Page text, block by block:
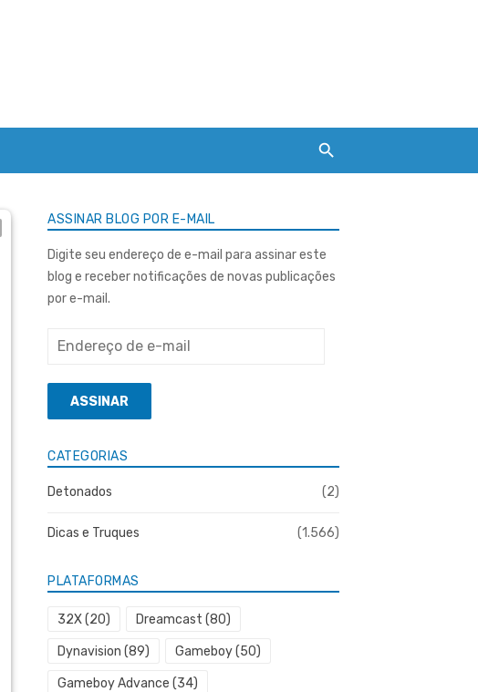
ASSINAR BLOG POR E-MAIL
Digite seu endereço de e-mail para assinar este
blog e receber notificações de novas publicações
por e-mail.
Endereço
e-
mailASSINAR
CATEGORIAS
Detonados (2)
Dicas e Truques (1.566)
PLATAFORMAS
32X(20) Dreamcast (80)
Dynavision (89) Gameboy(50)
Gameboy Advance (34)